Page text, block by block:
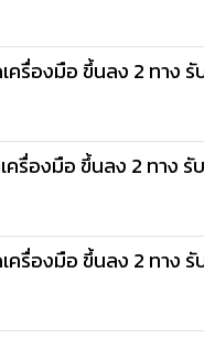
รื่องมือ ขึ้นลง 2 ทาง รั
รื่องมือ ขึ้นลง 2 ทาง รั
รื่องมือ ขึ้นลง 2 ทาง รั